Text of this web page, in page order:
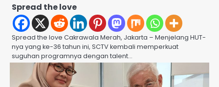
Spread the love
Spread the love Cakrawala Merah, Jakarta – Menjelang HUT-
nya yang ke-36 tahun ini, SCTV kembali memperkuat
suguhan programnya dengan talent…